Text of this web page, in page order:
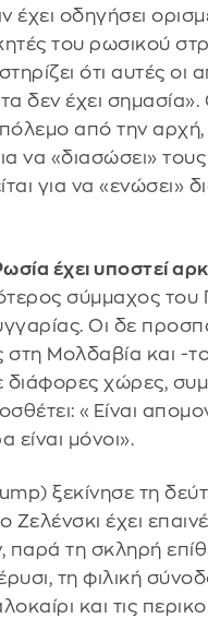
έχει οδηγήσει
του ρωσικού
ότι αυτές οι
δεν έχει
από την αρχή,
να «διασώσει»
για να «ενώσει»
έχει υποστεί
σύμμαχος
Οι δε
στη Μολδαβία και -
χώρες,
«Είναι
είναι μόνοι».
ξεκίνησε τη
έχει
παρά τη σκληρή
τη φιλική
και τις